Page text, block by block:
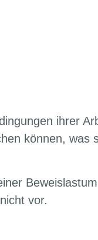
ihrer
können, was
vor.